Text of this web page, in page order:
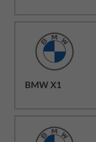
BMW X1